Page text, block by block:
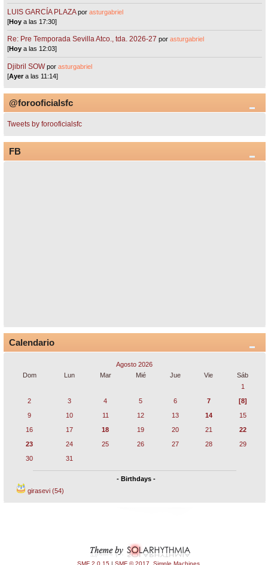
LUIS GARCÍA PLAZA porasturgabriel
[Hoy a las 17:30]
Re: Pre Temporada Sevilla Atco., tda. 2026-27 porasturgabriel
[Hoy a las 12:03]
Djibril SOW porasturgabriel
[Ayera las 11:14]
@forooficialsfc
Tweets by forooficialsfc
FB
Calendario
Agosto 2026
Dom
Lun Mar Mié Jue Vie
Sáb
1
2
3 4 5 6 7
[8]
9
10 11 12 13 14
15
16
17 18 19 20 21
22
23
24 25 26 27 28
29
30
31
- Birthdays -
girasevi (54)
SMF 2.0.15 | SMF © 2017 Simple Machines